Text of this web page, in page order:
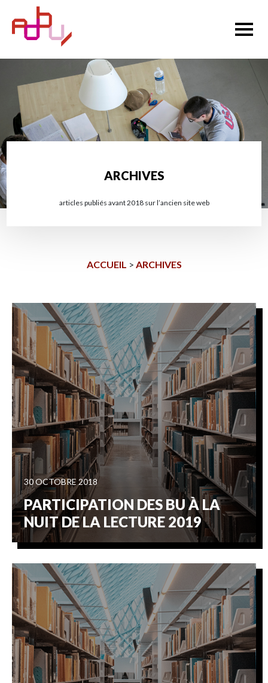
ARCHIVES
articles publiés avant 2018 sur l’ancien site web
ACCUEIL > ARCHIVES
30 OCTOBRE 2018
PARTICIPATION DES BU À LA
NUIT DE LA LECTURE 2019